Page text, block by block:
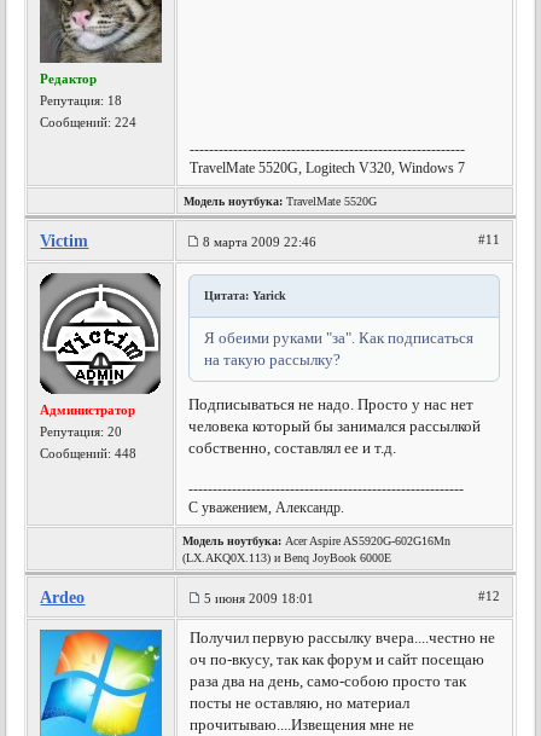
Редактор
Репутация: 18
Сообщений: 224
---------------------------------------------------------
TravelMate 5520G, Logitech V320, Windows 7
Модель ноутбука: TravelMate 5520G
Victim 8 марта 2009 22:46 #11
Администратор
Репутация:20
Сообщений: 448
Цитата: Yarick
Я обеими руками "за". Как подписаться
на такую рассылку?
Подписываться не надо. Просто у нас нет
человека который бы занимался рассылкой
собственно, составлял ее и т.д.
---------------------------------------------------------
С уважением, Александр.
Модель ноутбука: Acer Aspire AS5920G-602G16Mn
(LX.AKQ0X.113) и Benq JoyBook 6000E
Ardeo 5 июня 2009 18:01 #12
Получил первую рассылку вчера....честно не
оч по-вкусу, так как форум и сайт посещаю
раза два на день, само-собою просто так
посты не оставляю, но материал
прочитываю....Извещения мне не